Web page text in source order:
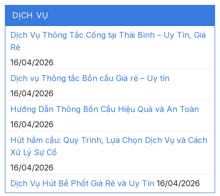
DỊCH VỤ
Dịch Vụ Thông Tắc Cống tại Thái Bình – Uy Tín, Giá
Rẻ
16/04/2026
Dịch vụ Thông tắc Bồn cầu Giá rẻ – Uy tín
16/04/2026
Hướng Dẫn Thông Bồn Cầu Hiệu Quả và An Toàn
16/04/2026
Hút hầm cầu: Quy Trình, Lựa Chọn Dịch Vụ và Cách
Xử Lý Sự Cố
16/04/2026
Dịch Vụ Hút Bể Phốt Giá Rẻ và Uy Tín 16/04/2026